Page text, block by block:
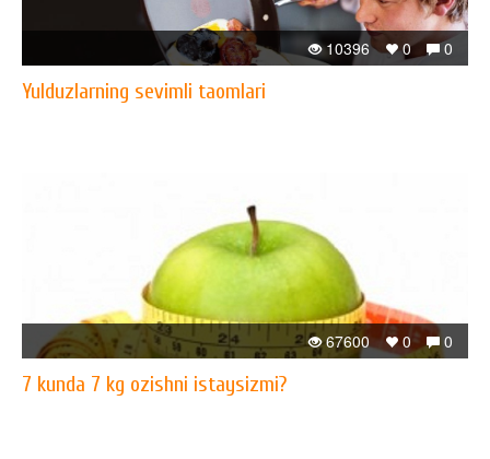
0
0
10396
Yulduzlarning sevimli taomlari
0
0
67600
7 kunda 7 kg ozishni istaysizmi?